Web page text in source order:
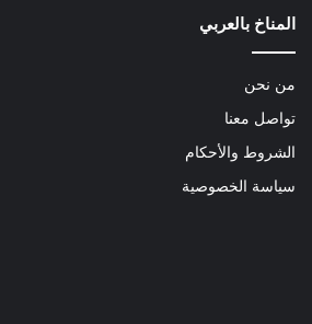
المناخ بالعربي
من نحن
تواصل معنا
الشروط والأحكام
سياسة الخصوصية